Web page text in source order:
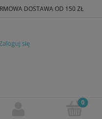
się
DOSTAWA OD 150 ZŁ